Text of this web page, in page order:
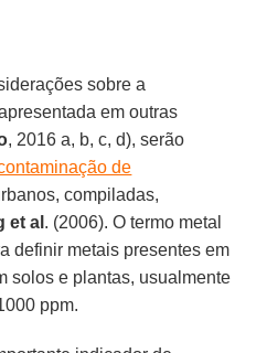
sobre a
em outras
, 2016 a, b, c, d), serão
de
compiladas,
et al . (2006). O termo metal
definir metais presentes em
solos e plantas, usualmente
ppm.